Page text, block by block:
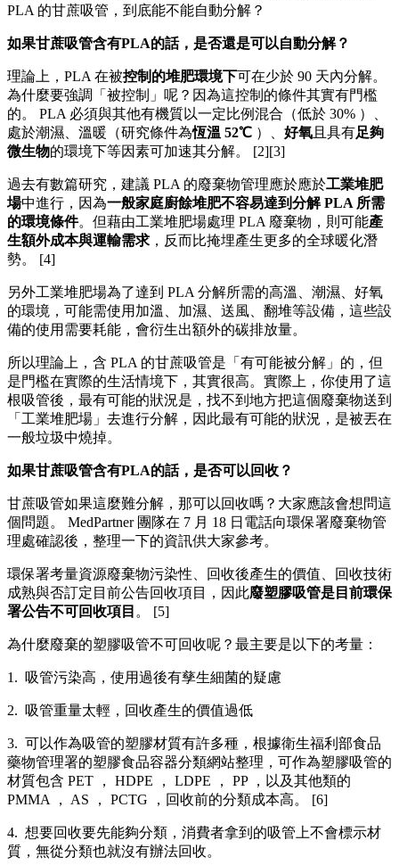
PLA 的甘蔗吸管，到底能不能自動分解？
如果甘蔗吸管含有PLA的話，是否還是可以自動分解？
理論上，PLA 在被控制的堆肥環境下可在少於 90 天內分解。
為什麼要強調「被控制」呢？因為這控制的條件其實有門檻
的。 PLA 必須與其他有機質以一定比例混合（低於 30% ）、
處於潮濕、溫暖（研究條件為恆溫 52℃ ）、 好氧 且具有足夠
微生物的環境下等因素可加速其分解。 [2][3]
過去有數篇研究，建議 PLA 的廢棄物管理應於應於工業堆肥
場中進行，因為一般家庭廚餘堆肥不容易達到分解 PLA 所需
的環境條件。但藉由工業堆肥場處理 PLA 廢棄物，則可能產
生額外成本與運輸需求 ，反而比掩埋產生更多的全球暖化潛
勢。 [4]
另外工業堆肥場為了達到 PLA 分解所需的高溫、潮濕、好氧
的環境，可能需使用加溫、加濕、送風、翻堆等設備，這些設
備的使用需要耗能，會衍生出額外的碳排放量。
所以理論上，含 PLA 的甘蔗吸管是「有可能被分解」的，但
是門檻在實際的生活情境下，其實很高。實際上，你使用了這
根吸管後，最有可能的狀況是，找不到地方把這個廢棄物送到
「工業堆肥場」去進行分解，因此最有可能的狀況，是被丟在
一般垃圾中燒掉。
如果甘蔗吸管含有PLA的話，是否可以回收？
甘蔗吸管如果這麼難分解，那可以回收嗎？大家應該會想問這
個問題。 MedPartner 團隊在 7 月 18 日電話向環保署廢棄物管
理處確認後，整理一下的資訊供大家參考。
環保署考量資源廢棄物污染性、回收後產生的價值、回收技術
成熟與否訂定目前公告回收項目，因此廢塑膠吸管是目前環保
署公告不可回收項目 。 [5]
為什麼廢棄的塑膠吸管不可回收呢？最主要是以下的考量：
1. 吸管污染高，使用過後有孳生細菌的疑慮
2. 吸管重量太輕，回收產生的價值過低
3. 可以作為吸管的塑膠材質有許多種，根據衛生福利部食品
藥物管理署的塑膠食品容器分類網站整理，可作為塑膠吸管的
材質包含 PET ， HDPE ， LDPE ， PP ，以及其他類的
PMMA ， AS ， PCTG ，回收前的分類成本高。 [6]
4. 想要回收要先能夠分類，消費者拿到的吸管上不會標示材
質，無從分類也就沒有辦法回收。